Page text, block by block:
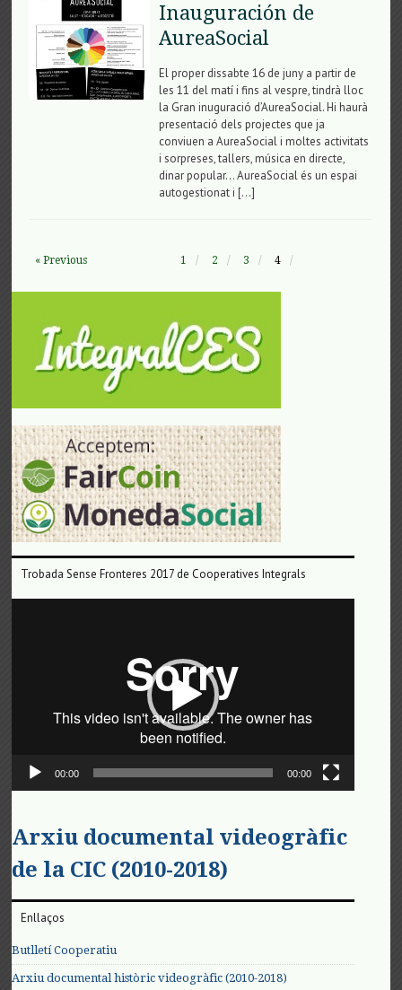
Inauguración de
AureaSocial
El proper dissabte 16 de juny a partir de
les 11 del matí i fins al vespre, tindrà lloc
la Gran inuguració d’AureaSocial. Hi haurà
presentació dels projectes que ja
conviuen a AureaSocial i moltes activitats
i sorpreses, tallers, música en directe,
dinar popular… AureaSocial és un espai
autogestionat i […]
« Previous 1 2 3 4
Trobada Sense Fronteres 2017 de Cooperatives Integrals
00:00 00:00
Arxiu documental videogràfic
de la CIC (2010-2018)
Enllaços
Butlletí Cooperatiu
Arxiu documental històric videogràfic (2010-2018)